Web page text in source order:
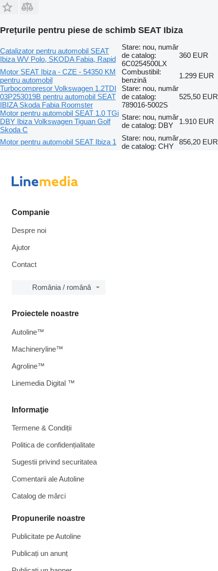
Prețurile pentru piese de schimb SEAT Ibiza
Catalizator pentru automobil SEAT
Ibiza WV Polo, SKODA Fabia, Rapid
Stare: nou, număr
de catalog:
6C0254500LX
360 EUR
Motor SEAT Ibiza - CZE - 54350 KM
pentru automobil
Combustibil:
benzină
1.299 EUR
Turbocompresor Volkswagen 1.2TDI
03P253019B pentru automobil SEAT
IBIZA Skoda Fabia Roomster
Stare: nou, număr
de catalog:
789016-5002S
525,50 EUR
Motor pentru automobil SEAT 1.0 TGi
DBY Ibiza Volkswagen Tiguan Golf
Skoda C
Stare: nou, număr
de catalog: DBY
1.910 EUR
Motor pentru automobil SEAT Ibiza 1
Stare: nou, număr
de catalog: CHY
856,20 EUR
Companie
Despre noi
Ajutor
Contact
România / română
Informaţie
Termene & Condiții
Politica de confidențialitate
Sugestii privind securitatea
Comentarii ale Autoline
Catalog de mărcі
Propunerile noastre
Publicitate pe Autoline
Publicați un anunț
Proiectele noastre
Autoline™
Machineryline™
Agroline™
Linemedia Digital ™